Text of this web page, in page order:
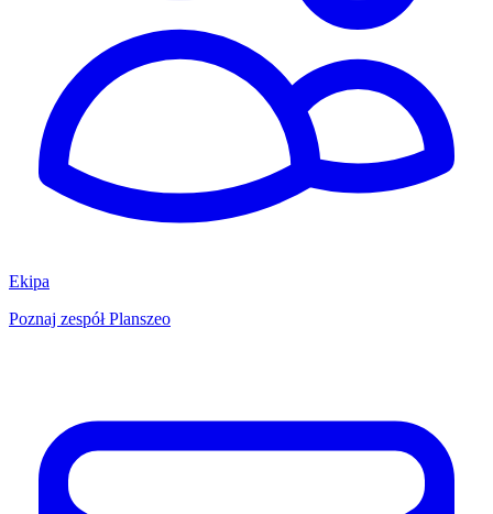
Ekipa
Poznaj zespół Planszeo